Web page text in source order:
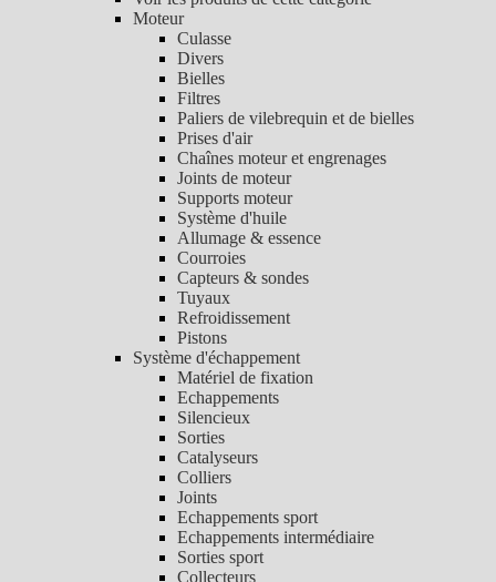
Moteur
Culasse
Divers
Bielles
Filtres
Paliers de vilebrequin et de bielles
Prises d'air
Chaînes moteur et engrenages
Joints de moteur
Supports moteur
Système d'huile
Allumage & essence
Courroies
Capteurs & sondes
Tuyaux
Refroidissement
Pistons
Système d'échappement
Matériel de fixation
Echappements
Silencieux
Sorties
Catalyseurs
Colliers
Joints
Echappements sport
Echappements intermédiaire
Sorties sport
Collecteurs